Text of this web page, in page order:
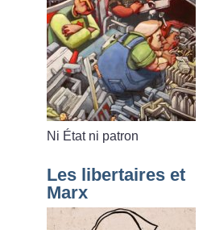
Ni État ni patron
Les libertaires et
Marx